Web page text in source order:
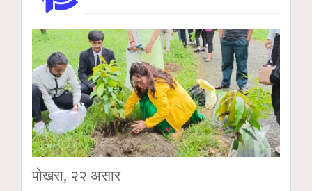
पोखरा, २२ असार